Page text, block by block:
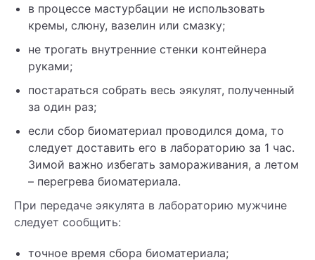
в процессе мастурбации не использовать
кремы, слюну, вазелин или смазку;
не трогать внутренние стенки контейнера
руками;
постараться собрать весь эякулят, полученный
за один раз;
если сбор биоматериал проводился дома, то
следует доставить его в лабораторию за 1 час.
Зимой важно избегать замораживания, а летом
– перегрева биоматериала.
При передаче эякулята в лабораторию мужчине
следует сообщить:
точное время сбора биоматериала;